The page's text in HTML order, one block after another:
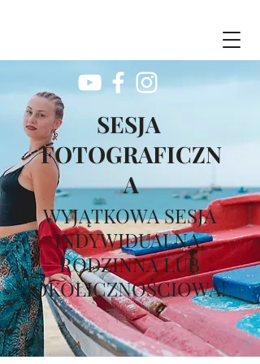
SESJA
FOTOGRAFICZN
A
WYJĄTKOWA SESJA
INDYWIDUALNA,
RODZINNA LUB
OKOLICZNOŚCIOWA!